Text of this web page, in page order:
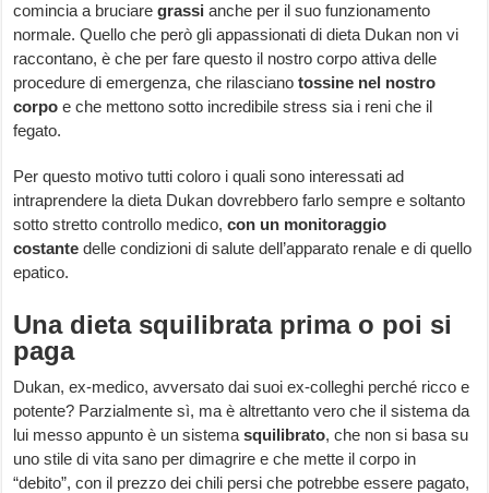
comincia a bruciaregrassi anche per il suo funzionamento
normale. Quello che però gli appassionati di dieta Dukan non vi
raccontano, è che per fare questo il nostro corpo attiva delle
procedure di emergenza, che rilascianotossine nel nostro
corpo e che mettono sotto incredibile stress sia i reni che il
fegato.
Per questo motivo tutti coloro i quali sono interessati ad
intraprendere la dieta Dukan dovrebbero farlo sempre e soltanto
sotto stretto controllo medico,con un monitoraggio
costante delle condizioni di salute dell’apparato renale e di quello
epatico.
Una dieta squilibrata prima o poi si
paga
Dukan, ex-medico, avversato dai suoi ex-colleghi perché ricco e
potente? Parzialmente sì, ma è altrettanto vero che il sistema da
lui messo appunto è un sistemasquilibrato, che non si basa su
uno stile di vita sano per dimagrire e che mette il corpo in
“debito”, con il prezzo dei chili persi che potrebbe essere pagato,